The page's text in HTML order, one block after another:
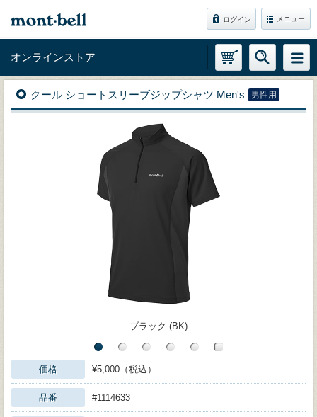
ログイン メニュー
オンラインストア
クール ショートスリーブジップシャツ Men's 男性用
ブラック (BK)
価格 ¥5,000（税込）
品番 #1114633